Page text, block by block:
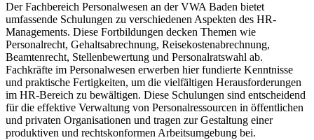
Der Fachbereich Personalwesen an der VWA Baden bietet
umfassende Schulungen zu verschiedenen Aspekten des HR-
Managements. Diese Fortbildungen decken Themen wie
Personalrecht, Gehaltsabrechnung, Reisekostenabrechnung,
Beamtenrecht, Stellenbewertung und Personalratswahl ab.
Fachkräfte im Personalwesen erwerben hier fundierte Kenntnisse
und praktische Fertigkeiten, um die vielfältigen Herausforderungen
im HR-Bereich zu bewältigen. Diese Schulungen sind entscheidend
für die effektive Verwaltung von Personalressourcen in öffentlichen
und privaten Organisationen und tragen zur Gestaltung einer
produktiven und rechtskonformen Arbeitsumgebung bei.